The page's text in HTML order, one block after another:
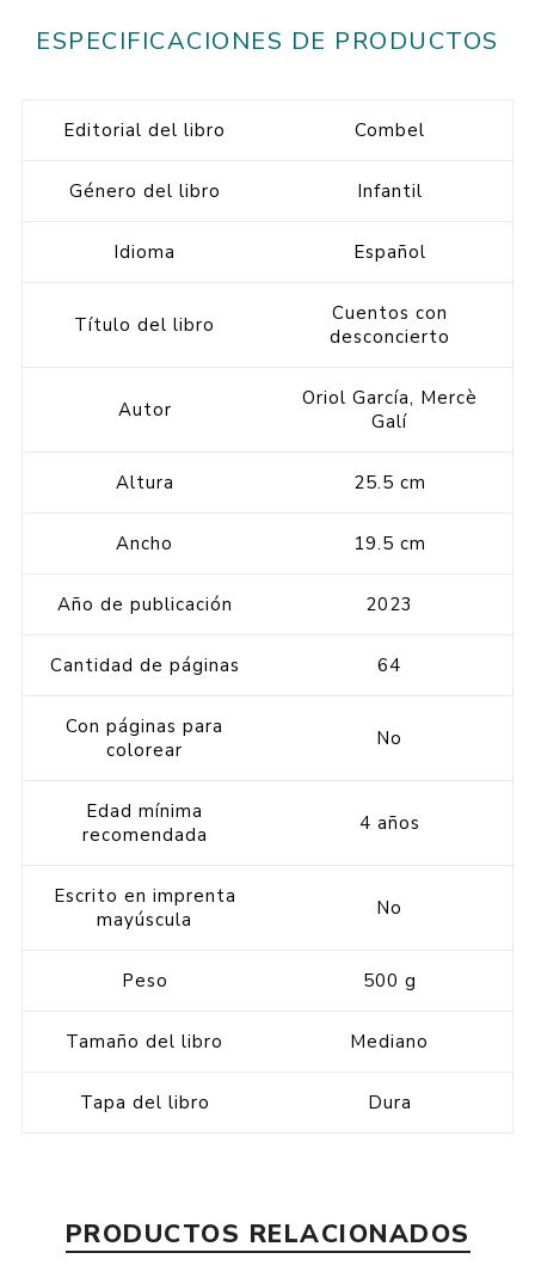
ESPECIFICACIONES DE PRODUCTOS
Editorial del libro Combel
Género del libro Infantil
Idioma Español
Título del libro
Cuentos con
desconcierto
Autor
Oriol García, Mercè
Galí
Altura 25.5 cm
Ancho 19.5 cm
Año de publicación 2023
Cantidad de páginas 64
Con páginas para
colorear
No
Edad mínima
recomendada
4 años
Escrito en imprenta
mayúscula
No
Peso 500 g
Tamaño del libro Mediano
Tapa del libro Dura
PRODUCTOS RELACIONADOS